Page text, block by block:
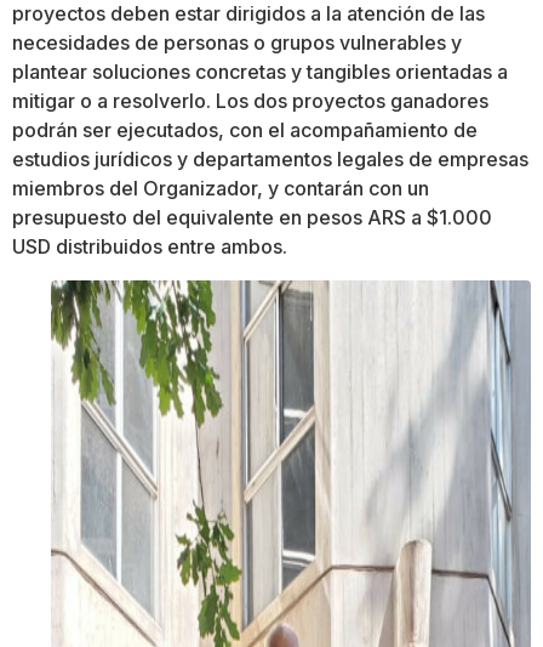
proyectos deben estar dirigidos a la atención de las
necesidades de personas o grupos vulnerables y
plantear soluciones concretas y tangibles orientadas a
mitigar o a resolverlo. Los dos proyectos ganadores
podrán ser ejecutados, con el acompañamiento de
estudios jurídicos y departamentos legales de empresas
miembros del Organizador, y contarán con un
presupuesto del equivalente en pesos ARS a $1.000
USD distribuidos entre ambos.